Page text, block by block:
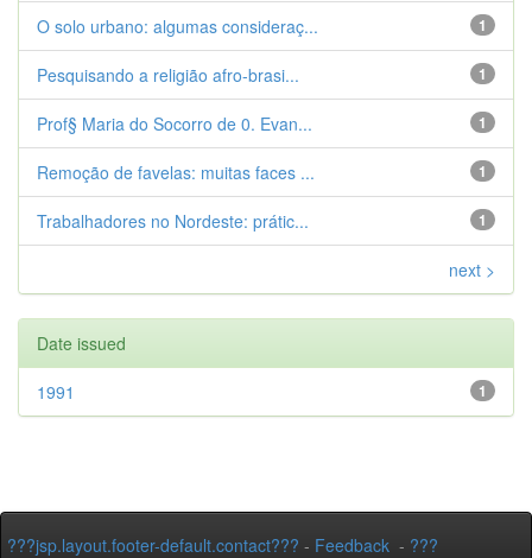
1
O solo urbano: algumas consideraç...
1
Pesquisando a religião afro-brasi...
1
Prof§ Maria do Socorro de 0. Evan...
1
Remoção de favelas: muitas faces ...
1
Trabalhadores no Nordeste: prátic...
next >
Date issued
1
1991
???jsp.layout.footer-default.contact??? - Feedback - ???